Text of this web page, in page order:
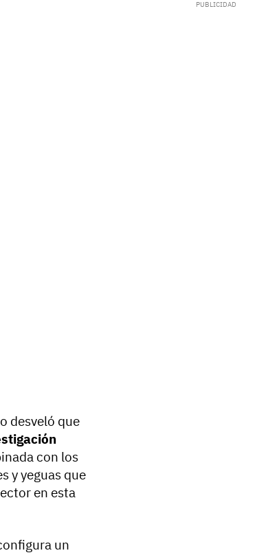
desveló que
con los
y yeguas que
en esta
un